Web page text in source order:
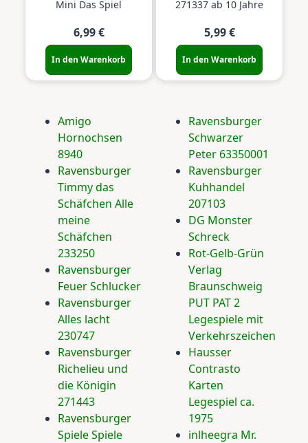
Mini Das Spiel
6,99 €
In den Warenkorb
271337 ab 10 Jahre
5,99 €
In den Warenkorb
Amigo
Hornochsen
8940
Ravensburger
Timmy das
Schäfchen Alle
meine
Schäfchen
233250
Ravensburger
Feuer Schlucker
Ravensburger
Alles lacht
230747
Ravensburger
Richelieu und
die Königin
271443
Ravensburger
Spiele Spiele
Ravensburger
Schwarzer
Peter 63350001
Ravensburger
Kuhhandel
207103
DG Monster
Schreck
Rot-Gelb-Grün
Verlag
Braunschweig
PUT PAT 2
Legespiele mit
Verkehrszeichen
Hausser
Contrasto
Karten
Legespiel ca.
1975
inlheegra Mr.